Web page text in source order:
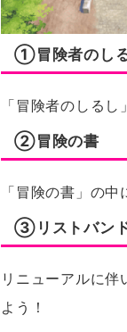
①冒険者のし
「冒険者のしる
②冒険の書
「冒険の書」の
③リストバン
リニューアルに伴
よう！